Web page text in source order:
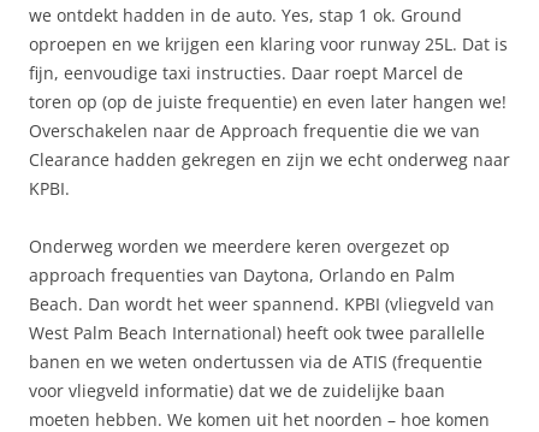
we ontdekt hadden in de auto. Yes, stap 1 ok. Ground
oproepen en we krijgen een klaring voor runway 25L. Dat is
fijn, eenvoudige taxi instructies. Daar roept Marcel de
toren op (op de juiste frequentie) en even later hangen we!
Overschakelen naar de Approach frequentie die we van
Clearance hadden gekregen en zijn we echt onderweg naar
KPBI.
Onderweg worden we meerdere keren overgezet op
approach frequenties van Daytona, Orlando en Palm
Beach. Dan wordt het weer spannend. KPBI (vliegveld van
West Palm Beach International) heeft ook twee parallelle
banen en we weten ondertussen via de ATIS (frequentie
voor vliegveld informatie) dat we de zuidelijke baan
moeten hebben. We komen uit het noorden – hoe komen